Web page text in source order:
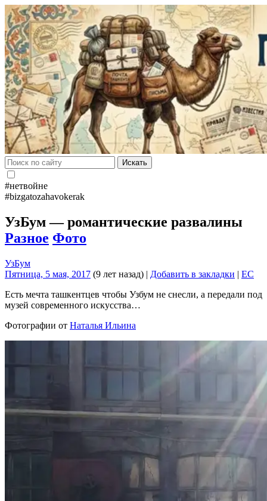
Искать
#нетвойне
#bizgatozahavokerak
УзБум — романтические развалины
Разное Фото
УзБум
Пятница, 5 мая, 2017 (9 лет назад) | Добавить в закладки | EC
Есть мечта ташкентцев чтобы Узбум не снесли, а передали под
музей современного искусства…
Фотографии от Наталья Ильина